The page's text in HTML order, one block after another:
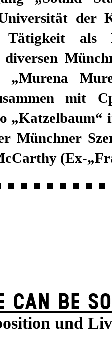
der
Tätigkeit als
„Murena
mit
„Katzelbaum“
Münchner
(Ex-
für Film und
u. a. mit
Pola
Cpt.
CAN BE
und